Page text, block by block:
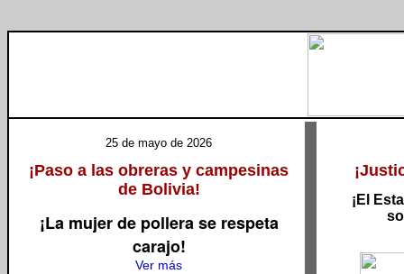
25 de mayo de 2026
¡Paso a las obreras y campesinas
de Bolivia!
¡La mujer de pollera se respeta
carajo!
Ver más
¡El